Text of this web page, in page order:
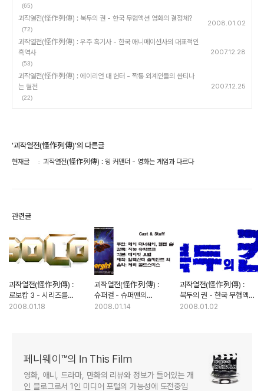
(65)
괴작열전(怪作列傳) : 북두의 권 - 한국 무협액션 영화의 결정체?
(72)
2008.01.02
괴작열전(怪作列傳) : 우주 흑기사 - 한국 애니메이션사의 대표적인
흑역사
(53)
2007.12.28
괴작열전(怪作列傳) : 에이리언 대 헌터 - 짝퉁 외계인들의 싼티나
는 혈전
(22)
2007.12.25
'괴작열전(怪作列傳)'의 다른글
현재글 괴작열전(怪作列傳) : 윙 커맨더 - 영화는 게임과 다르다
관련글
괴작열전(怪作列傳) :
로보캅 3 - 시리즈를
끝장낸 속편의 전형적인
2008.01.18
괴작열전(怪作列傳) :
슈퍼걸 - 슈퍼맨의
스핀오프, 실패로 돌아가다
2008.01.14
괴작열전(怪作列傳) :
북두의 권 - 한국 무협액션
영화의 결정체?
2008.01.02
페니웨이™의 In This Film
영화, 애니, 드라마, 만화의 리뷰와 정보가 들어있는 개
인 블로그로서 1인 미디어 포털의 가능성에 도전중입